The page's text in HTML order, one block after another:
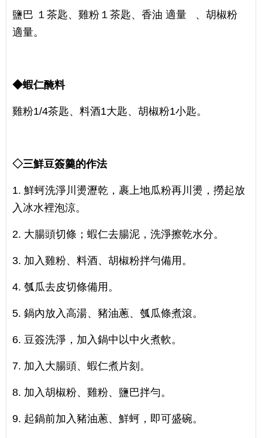
鹽巴 １茶匙、雞粉１茶匙、香油 適量 、胡椒粉
適量。
◆蝦仁醃料
雞粉1/4茶匙、料酒1大匙、胡椒粉1小匙。
◇三鮮豆簽羹的作法
1. 鮮蚵洗淨川燙瀝乾，裹上地瓜粉再川燙，撈起放
入冰水裡泡涼。
2. 大腸頭切條；蝦仁去腸泥，洗淨擦乾水分。
3. 加入雞粉、料酒、胡椒粉拌勻備用。
4. 瓠瓜去皮切條備用。
5. 鍋內放入高湯、豬油蔥、瓠瓜條煮滾。
6. 豆簽洗淨，加入鍋中以中火煮軟。
7. 加入大腸頭、蝦仁煮片刻。
8. 加入胡椒粉、雞粉、鹽巴拌勻。
9. 起鍋前加入豬油蔥、鮮蚵，即可盛碗。